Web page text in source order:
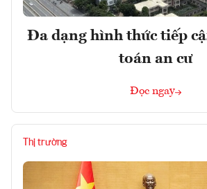
Đa dạng hình thức tiếp
toán an cư
Đọc ngay
Thị trường